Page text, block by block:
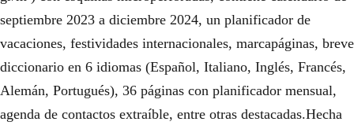
septiembre 2023 a diciembre 2024, un planificador de
vacaciones, festividades internacionales, marcapáginas, breve
diccionario en 6 idiomas (Español, Italiano, Inglés, Francés,
Alemán, Portugués), 36 páginas con planificador mensual,
agenda de contactos extraíble, entre otras destacadas.Hecha